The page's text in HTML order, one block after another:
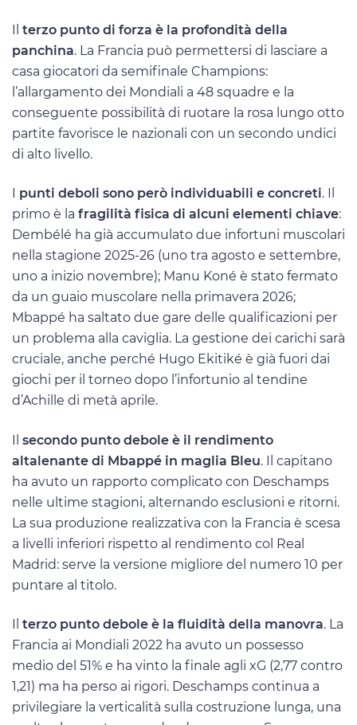
terzo punto di forza è la profondità della
panchina. La Francia può permettersi di lasciare a
casa giocatori da semifinale Champions:
l’allargamento dei Mondiali a 48 squadre e la
conseguente possibilità di ruotare la rosa lungo otto
partite favorisce le nazionali con un secondo undici
di alto livello.
punti deboli sono però individuabili e concreti. Il
primo è la fragilità fisica di alcuni elementi chiave:
Dembélé ha già accumulato due infortuni muscolari
nella stagione 2025-26 (uno tra agosto e settembre,
uno a inizio novembre); Manu Koné è stato fermato
da un guaio muscolare nella primavera 2026;
Mbappé ha saltato due gare delle qualificazioni per
un problema alla caviglia. La gestione dei carichi sarà
cruciale, anche perché Hugo Ekitiké è già fuori dai
giochi per il torneo dopo l’infortunio al tendine
d’Achille di metà aprile.
Il secondo punto debole è il rendimento
altalenante di Mbappé in maglia Bleu. Il capitano
ha avuto un rapporto complicato con Deschamps
nelle ultime stagioni, alternando esclusioni e ritorni.
La sua produzione realizzativa con la Francia è scesa
a livelli inferiori rispetto al rendimento col Real
Madrid: serve la versione migliore del numero 10 per
puntare al titolo.
Il terzo punto debole è la fluidità della manovra. La
Francia ai Mondiali 2022 ha avuto un possesso
medio del 51% e ha vinto la finale agli xG (2,77 contro
1,21) ma ha perso ai rigori. Deschamps continua a
privilegiare la verticalità sulla costruzione lunga, una